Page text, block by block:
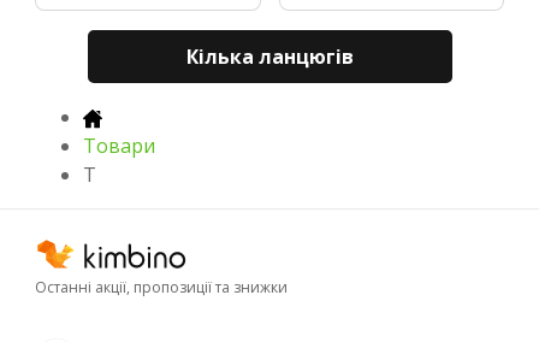
Кілька ланцюгів
Товари
T
Останні акції, пропозиції та знижки